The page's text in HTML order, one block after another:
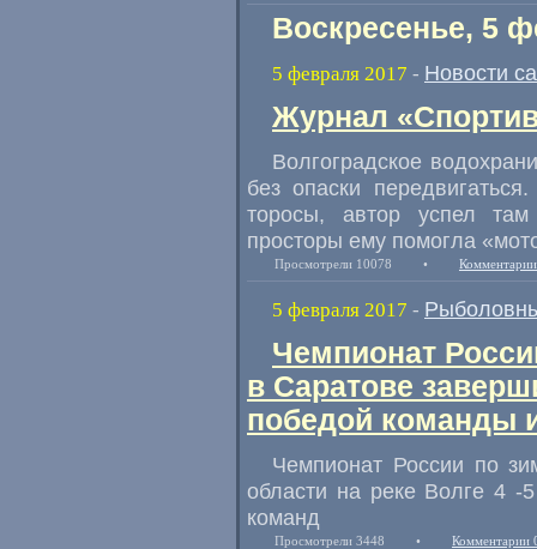
Воскресенье, 5
5 февраля 2017 - Новости
Журнал
Волгоградское
без опаски
торосы, автор успел
просторы ему помогла
Просмотрели 10078 •
5 февраля 2017 -
Чемпионат
в Саратове
победой команды
Чемпионат России по
области на реке Волге 4 -
команд
Просмотрели 3448 • Комментарии